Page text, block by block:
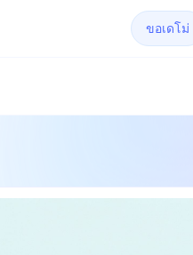
ขอเดโม่